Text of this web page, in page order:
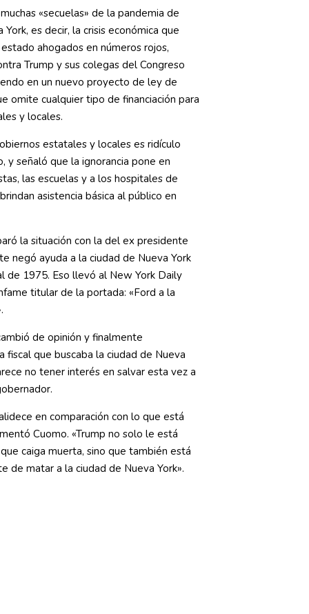
«secuelas» de la pandemia de
es decir, la crisis económica que
ahogados en números rojos,
Trump y sus colegas del Congreso
en un nuevo proyecto de ley de
omite cualquier tipo de financiación para
y locales.
estatales y locales es ridículo
y señaló que la ignorancia pone en
las escuelas y a los hospitales de
asistencia básica al público en
la situación con la del ex presidente
negó ayuda a la ciudad de Nueva York
de 1975. Eso llevó al New York Daily
titular de la portada: «Ford a la
de opinión y finalmente
fiscal que buscaba la ciudad de Nueva
no tener interés en salvar esta vez a
en comparación con lo que está
Cuomo. «Trump no solo le está
caiga muerta, sino que también está
de matar a la ciudad de Nueva York».